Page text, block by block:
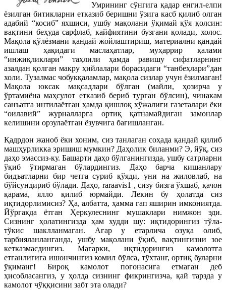
Умрининг сўнгига қадар енгил-елпи
ёзилган битикларни етказиб беришни ўзига касб қилиб олган
адабий “косиб” яхшиси, ушбу мақолани ўқимай қўя қолсин:
вақтини беҳуда сарфлаб, кайфиятини бузгани қолади, холос.
Мақола қўлёзмани қандай жойлаштириш, материални қандай
ишлаш ҳақидаги маслаҳатлар, муҳаррир қалами
“инжиқликлари” таҳлили ҳамда равишу сифатларнинг
азалдан қолган макру ҳийлалари борасидаги “танбеҳлари”дан
холи. Тузалмас чобукқаламлар, мақола сизлар учун ёзилмаган!
Мақола юксак мақсадлари бўлган (майли, ҳозирча у
ўртамиёна маҳсулот етказиб бериб турган бўлсин), чинакам
санъатга интилаётган ҳамда қишлоқ хўжалиги газеталари ёки
“оилавий” журналларга ортиқ қатнамайдиган замонлар
келишини орзулаётган ёзувчига бағишланган.
Қадрдон жаноб ёки хоним, сиз танлаган соҳада қандай қилиб
машҳурликка эришиш мумкин? Даҳолик биланми? Э, йўқ, сиз
даҳо эмассиз-ку. Башарти даҳо бўлганингизда, ушбу сатрларни
ўқиб ўтирмаган бўлардингиз. Даҳо барча кишанлару
бидъатларни бир четга суриб қўяди, уни на жиловлаб, на
бўйсундириб бўлади. Даҳо, raraavis1 , сизу бизга ўхшаб, қачон
қарама, ялло қилиб юрмайди. Лекин бу ҳолатда сиз
иқтидорлимисиз? Ҳа, албатта, ҳамма гап яширин имкониятда.
Йўргакда ётган Ҳеркулеснинг мушаклари нимжон эди.
Сизнинг ҳолатингизда ҳам худди шу: иқтидорингиз тўла-
тўкис шаклланмаган. Агар у етарлича озуқа олиб,
тарбияланланганда, ушбу мақолани ўқиб, вақтингизни зое
кетказмасдингиз. Магарки, иқтидорингиз камолотга
етганлигига ишончингиз комил бўлса, тўхтанг, ортиқ буларни
ўқиманг! Бироқ камолот поғонасига етмаган деб
ҳисобласангиз, у ҳолда сизнинг фикрингизча, қай тарзда у
камолот чўққисини забт эта олади?